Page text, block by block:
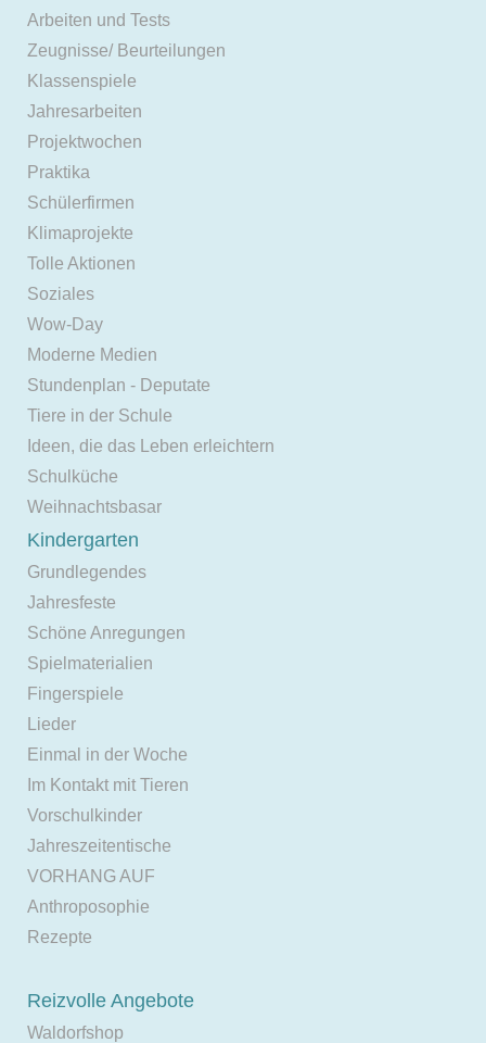
Arbeiten und Tests
Zeugnisse/ Beurteilungen
Klassenspiele
Jahresarbeiten
Projektwochen
Praktika
Schülerfirmen
Klimaprojekte
Tolle Aktionen
Soziales
Wow-Day
Moderne Medien
Stundenplan - Deputate
Tiere in der Schule
Ideen, die das Leben erleichtern
Schulküche
Weihnachtsbasar
Kindergarten
Grundlegendes
Jahresfeste
Schöne Anregungen
Spielmaterialien
Fingerspiele
Lieder
Einmal in der Woche
Im Kontakt mit Tieren
Vorschulkinder
Jahreszeitentische
VORHANG AUF
Anthroposophie
Rezepte
Reizvolle Angebote
Waldorfshop